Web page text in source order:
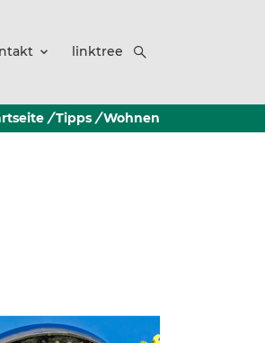
linktree
/ Tipps / Wohnen